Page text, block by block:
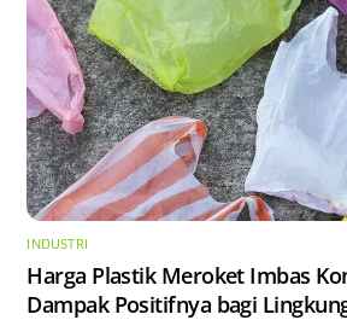
INDUSTRI
Harga Plastik Meroket Imbas
Dampak Positifnya bagi